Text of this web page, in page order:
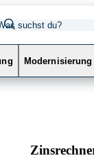
Modernisierung